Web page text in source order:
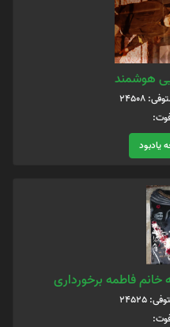
هوشمند
یادبود
خانم فاطمه برخوردارى